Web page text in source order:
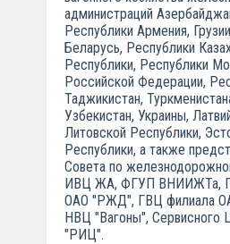
администраций
Республики Армения,
Беларусь, Республики
Республики, Республики
Российской Федерации,
Таджикистан,
Узбекистан, Украины,
Литовской Республики,
Республики, а также
Совета по
ИВЦ ЖА, ФГУП ВНИИЖТа,
ОАО "РЖД", ГВЦ филиала
НВЦ "Вагоны", Сервисного
"РИЦ".